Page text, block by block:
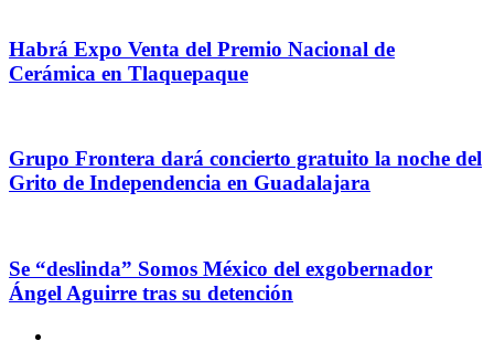
Habrá Expo Venta del Premio Nacional de
Cerámica en Tlaquepaque
Grupo Frontera dará concierto gratuito la noche del
Grito de Independencia en Guadalajara
Se “deslinda” Somos México del exgobernador
Ángel Aguirre tras su detención